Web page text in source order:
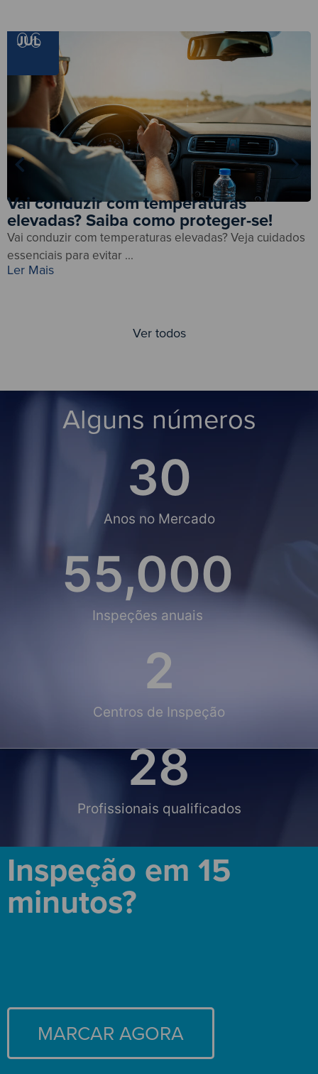
06
JUL
Vai conduzir com temperaturas
elevadas? Saiba como proteger-se!
Vai conduzir com temperaturas elevadas? Veja cuidados
essenciais para evitar ...
Ler Mais
Ver todos
Alguns números
Anos no Mercado
30
Inspeções anuais
55,000
Centros de Inspeção
2
Profissionais qualificados
28
Inspeção em 15
minutos?
MARCAR AGORA